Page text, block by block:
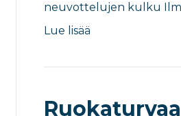
neuvottelujen kulku
Lue lisää